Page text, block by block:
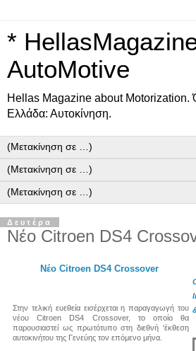
*
AutoMotive
Ηellas Μagazine about Motorization.
Ελλάδα: Αυτοκίνηση.
Δευτέρα
Νέο Citroen DS4
Νέο Citroen DS4 Crossover
Στην τελική ευεθεία εισέρχεται η παραγαγωγή του
νέου Citroen DS4 Crossover, το οποίο θα
παρουσιαστεί ως πρωτότυπο στη διεθνή 'έκθεση
αυτοκινήτου της Γενεύης τον επόμενο μήνα.